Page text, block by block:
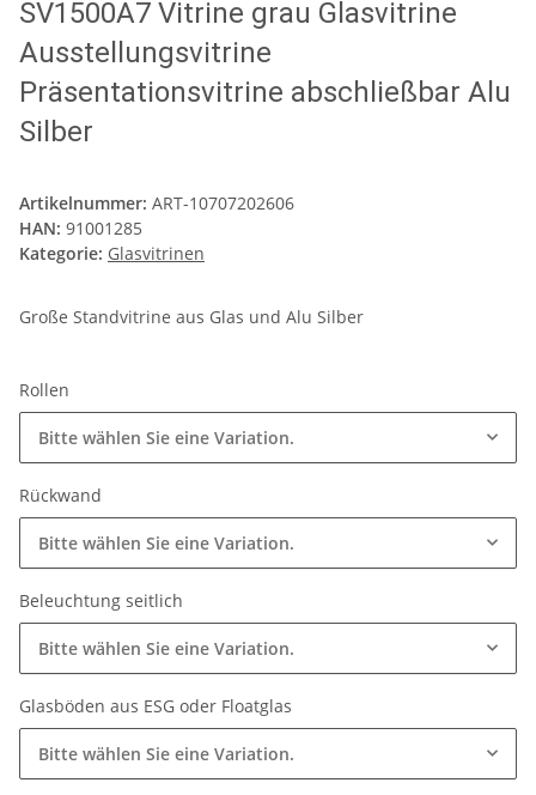
SV1500A7 Vitrine grau Glasvitrine
Ausstellungsvitrine
Präsentationsvitrine abschließbar Alu
Silber
Artikelnummer: ART-10707202606
HAN: 91001285
Kategorie: Glasvitrinen
Große Standvitrine aus Glas und Alu Silber
Rollen
Bitte wählen Sie eine Variation.
Rückwand
Bitte wählen Sie eine Variation.
Beleuchtung seitlich
Bitte wählen Sie eine Variation.
Glasböden aus ESG oder Floatglas
Bitte wählen Sie eine Variation.